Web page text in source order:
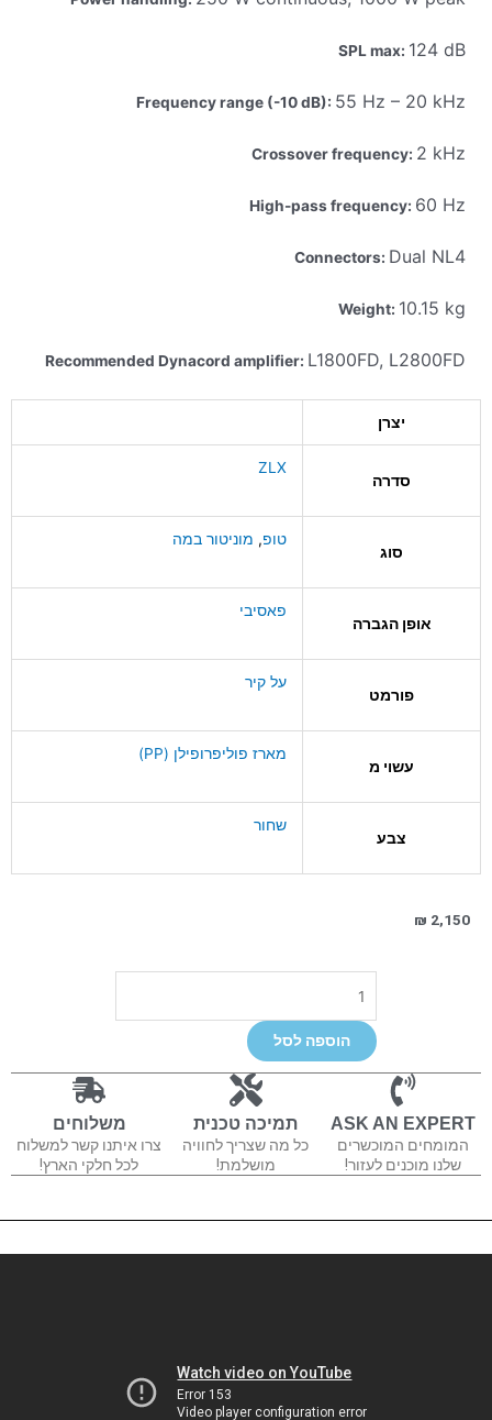
SPL max: 124 dB
Frequency range (-10 dB): 55 Hz – 20 kHz
Crossover frequency: 2 kHz
High-pass frequency: 60 Hz
Connectors: Dual NL4
Weight: 10.15 kg
Recommended Dynacord amplifier: L1800FD, L2800FD
יצרן
סדרה
ZLX
סוג
טופ, מוניטור במה
אופן הגברה
פאסיבי
פורמט
על קיר
עשוי מ
מארז פוליפרופילן (PP)
צבע
שחור
₪ 2,150
כמות
של
ZLX-
8-
G2
הוספה לסל
ASK AN EXPERT
המומחים המוכשרים
שלנו מוכנים לעזור!
תמיכה טכנית
כל מה שצריך לחוויה
מושלמת!
משלוחים
צרו איתנו קשר למשלוח
לכל חלקי הארץ!